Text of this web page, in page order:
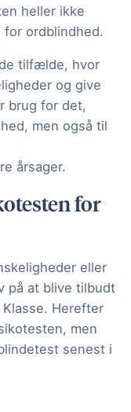
heller ikke
for ordblindhed.
tilfælde, hvor
og give
brug for det,
men også til
årsager.
for
eller
på at blive tilbudt
Herefter
men
senest i